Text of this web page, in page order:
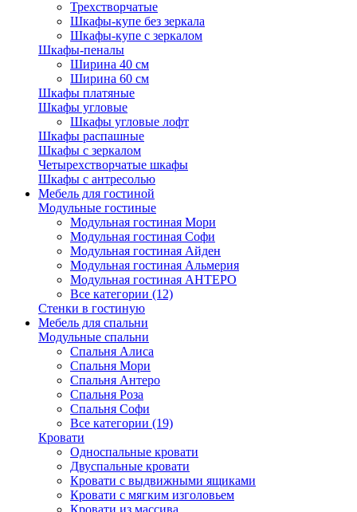
Трехстворчатые
Шкафы-купе без зеркала
Шкафы-купе с зеркалом
Шкафы-пеналы
Ширина 40 см
Ширина 60 см
Шкафы платяные
Шкафы угловые
Шкафы угловые лофт
Шкафы распашные
Шкафы с зеркалом
Четырехстворчатые шкафы
Шкафы с антресолью
Мебель для гостиной
Модульные гостиные
Модульная гостиная Мори
Модульная гостиная Софи
Модульная гостиная Айден
Модульная гостиная Альмерия
Модульная гостиная АНТЕРО
Все категории (12)
Стенки в гостиную
Мебель для спальни
Модульные спальни
Спальня Алиса
Спальня Мори
Спальня Антеро
Спальня Роза
Спальня Софи
Все категории (19)
Кровати
Односпальные кровати
Двуспальные кровати
Кровати с выдвижными ящиками
Кровати с мягким изголовьем
Кровати из массива